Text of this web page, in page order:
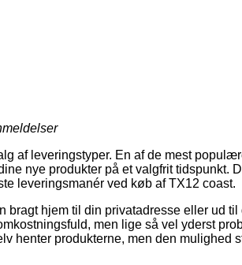
af leveringstyper. En af de mest
nye produkter på et valgfrit tidspunkt.
leveringsmanér ved køb af TX12 coast.
bragt hjem til din privatadresse eller ud
men lige så vel yderst
henter produkterne, men den mulighed